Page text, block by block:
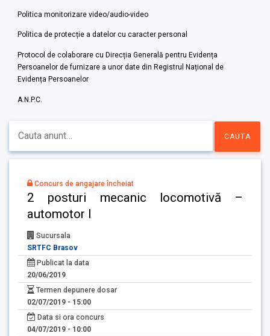
Politica monitorizare video/audio-video
Politica de protecție a datelor cu caracter personal
Protocol de colaborare cu Direcția Generală pentru Evidența
Persoanelor de furnizare a unor date din Registrul Național de
Evidența Persoanelor
A.N.P.C.
Concurs de angajare încheiat
2 posturi mecanic locomotivă –
automotor I
Sucursala
SRTFC Brasov
Publicat la data
20/06/2019
Termen depunere dosar
02/07/2019 - 15:00
Data si ora concurs
04/07/2019 - 10:00